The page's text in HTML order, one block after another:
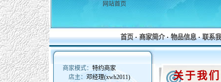
网站首页
首页·商家简介·物品信息·联系
商家模式： 特约商家
店主： 邓经理(xwh2011)
关于我